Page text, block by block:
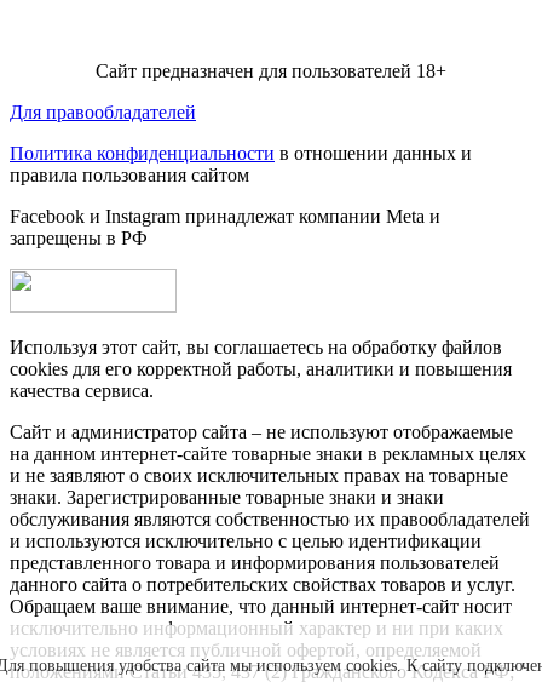
Сайт предназначен для пользователей 18+
Для правообладателей
Политика конфиденциальности в отношении данных и
правила пользования сайтом
Facebook и Instagram принадлежат компании Metа и
запрещены в РФ
Используя этот сайт, вы соглашаетесь на обработку файлов
cookies для его корректной работы, аналитики и повышения
качества сервиса.
Сайт и администратор сайта – не используют отображаемые
на данном интернет-сайте товарные знаки в рекламных целях
и не заявляют о своих исключительных правах на товарные
знаки. Зарегистрированные товарные знаки и знаки
обслуживания являются собственностью их правообладателей
и используются исключительно с целью идентификации
представленного товара и информирования пользователей
данного сайта о потребительских свойствах товаров и услуг.
Обращаем ваше внимание, что данный интернет-сайт носит
исключительно информационный характер и ни при каких
условиях не является публичной офертой, определяемой
положениями Статьи 435, 437 (2) Гражданского Кодекса РФ;
повышения удобства сайта мы используем cookies. К сайту